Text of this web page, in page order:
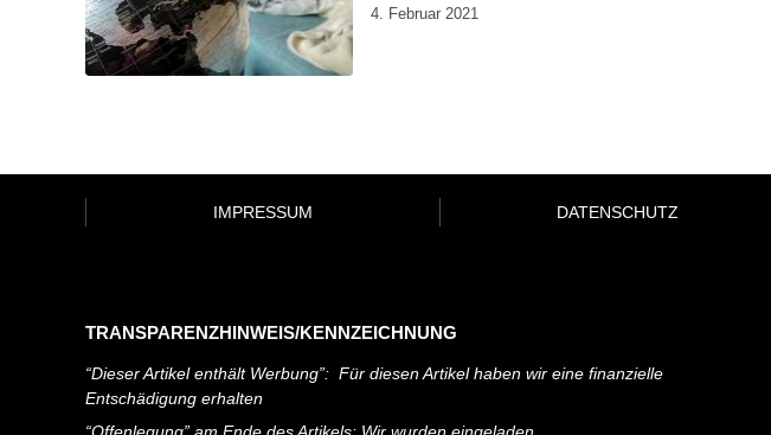
4. Februar 2021
IMPRESSUM DATENSCHUTZ
TRANSPARENZHINWEIS/KENNZEICHNUNG
“Dieser Artikel enthält Werbung”: Für diesen Artikel haben wir eine finanzielle
Entschädigung erhalten